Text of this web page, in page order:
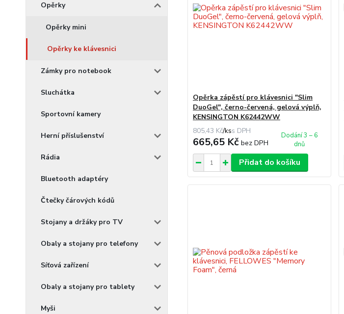
Opěrky
Opěrky mini
Opěrky ke klávesnici
Zámky pro notebook
Sluchátka
Sportovní kamery
Herní příslušenství
Rádia
Bluetooth adaptéry
Čtečky čárových kódů
Stojany a držáky pro TV
Obaly a stojany pro telefony
Síťová zařízení
Obaly a stojany pro tablety
Myši
Opěrka zápěstí pro klávesnici "Slim
DuoGel", černo-červená, gelová výplň,
KENSINGTON K62442WW
805,43 Kč/ks
665,65 Kč bez DPH
Dodání 3 – 6
dnů
Přidat do košíku